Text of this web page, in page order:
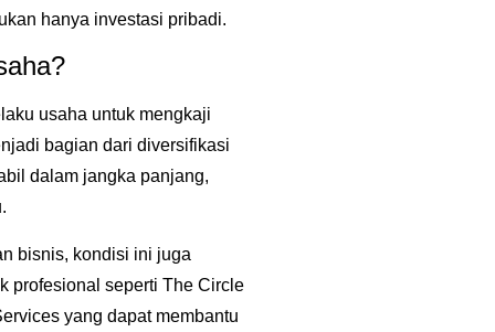
hanya investasi pribadi.
usaha untuk mengkaji
bagian dari diversifikasi
dalam jangka panjang,
bisnis, kondisi ini juga
profesional seperti The Circle
yang dapat membantu